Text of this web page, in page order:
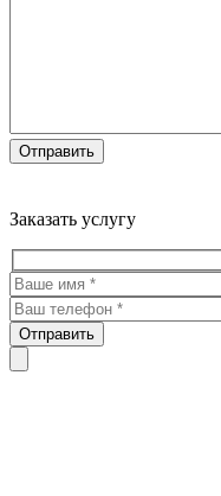
Заказать услугу